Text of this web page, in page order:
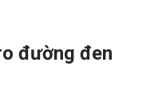
đường đen